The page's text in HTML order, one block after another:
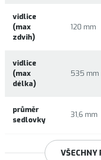
vidlice
(max
zdvih)
120 mm
vidlice
(max
délka)
535 mm
průměr
sedlovky
31,6 mm
34,9 mm
VŠECHNY